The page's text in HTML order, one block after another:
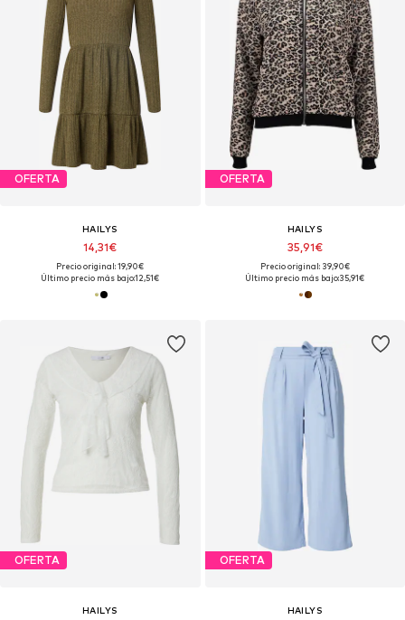
OFERTA
HAILYS
14,31€
Precio original: 19,90€
Último precio más bajo:12,51€
OFERTA
HAILYS
35,91€
Precio original: 39,90€
Último precio más bajo:35,91€
OFERTA
HAILYS
OFERTA
HAILYS